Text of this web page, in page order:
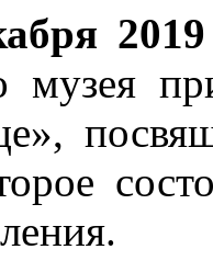
музея